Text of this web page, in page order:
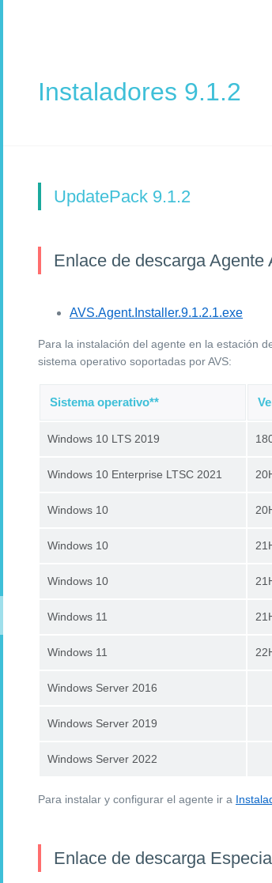
Instaladores 9.1.2
UpdatePack 9.1.2
Enlace de descarga Agente
AVS.Agent.Installer.9.1.2.1.exe
Para la instalación del agente en la estación
sistema operativo soportadas por AVS:
Sistema operativo**
Windows 10 LTS 2019
Windows 10 Enterprise LTSC 2021
Windows 10
Windows 10
Windows 10
Windows 11
Windows 11
Windows Server 2016
Windows Server 2019
Windows Server 2022
Para instalar y configurar el agente ir a
Enlace de descarga